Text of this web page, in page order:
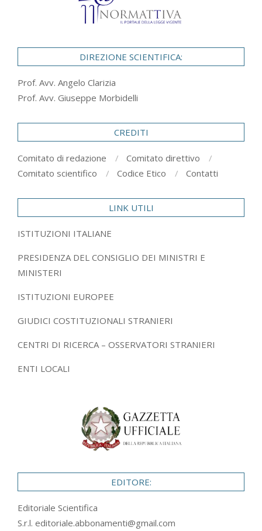
DIREZIONE SCIENTIFICA:
Prof. Avv. Angelo Clarizia
Prof. Avv. Giuseppe Morbidelli
CREDITI
Comitato di redazione
Comitato direttivo
Comitato scientifico
Codice Etico Contatti
LINK UTILI
ISTITUZIONI ITALIANE
PRESIDENZA DEL CONSIGLIO DEI MINISTRI E
MINISTERI
ISTITUZIONI EUROPEE
GIUDICI COSTITUZIONALI STRANIERI
CENTRI DI RICERCA – OSSERVATORI STRANIERI
ENTI LOCALI
EDITORE:
Editoriale Scientifica
S.r.l. editoriale.abbonamenti@gmail.com